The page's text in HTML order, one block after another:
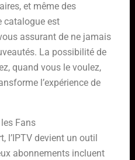
et même des
catalogue est
assurant de ne jamais
La possibilité de
quand vous le voulez,
l’expérience de
Fans
l’IPTV devient un outil
abonnements incluent